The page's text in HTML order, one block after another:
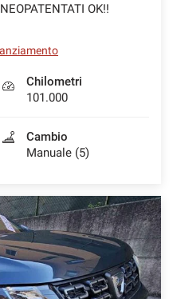
OK!!
Chilometri
101.000
Cambio
Manuale (5)